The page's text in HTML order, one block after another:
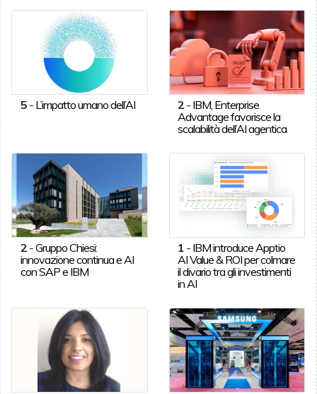
5- L’impatto umano dell’AI 2 - IBM, Enterprise
Advantage favorisce la
scalabilità dell’AI agentica
2-Gruppo Chiesi:
innovazione continua e AI
con SAP e IBM
1 - IBM introduce Apptio
AI Value & ROI per colmare
il divario tra gli investimenti
in AI